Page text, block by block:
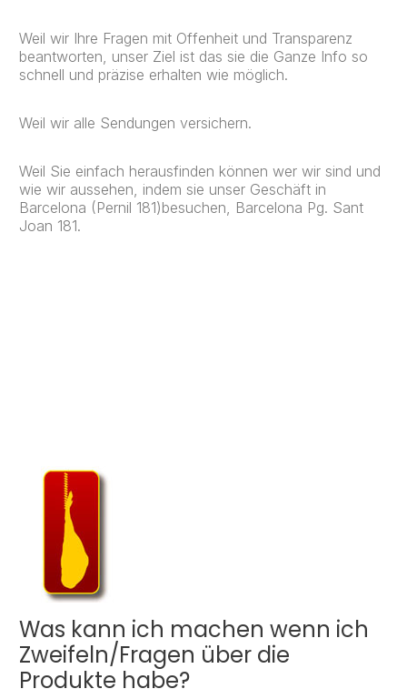
Weil wir Ihre Fragen mit Offenheit und Transparenz
beantworten, unser Ziel ist das sie die Ganze Info so
schnell und präzise erhalten wie möglich.
Weil wir alle Sendungen versichern.
Weil Sie einfach herausfinden können wer wir sind und
wie wir aussehen, indem sie unser Geschäft in
Barcelona (Pernil 181)besuchen, Barcelona Pg. Sant
Joan 181.
Was kann ich machen wenn ich
Zweifeln/Fragen über die
Produkte habe?